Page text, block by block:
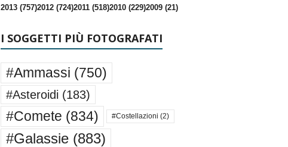
2013 (757)2012 (724)2011 (518)2010 (229)2009 (21)
I SOGGETTI PIÙ FOTOGRAFATI
#Ammassi (750)
#Asteroidi (183)
#Comete (834) #Costellazioni (2)
#Galassie(883)